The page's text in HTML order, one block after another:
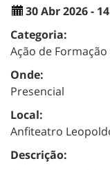
30 Abr 2026 -
Categoria:
Ação de Formação
Onde:
Presencial
Local:
Anfiteatro
Descrição: